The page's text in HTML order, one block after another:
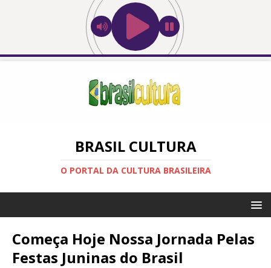
BRASIL CULTURA
O PORTAL DA CULTURA BRASILEIRA
Começa Hoje Nossa Jornada Pelas
Festas Juninas do Brasil